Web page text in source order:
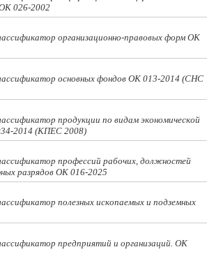
026-2002
организационно-правовых форм ОК
основных фондов ОК 013-2014 (СНС
продукции по видам экономической
2014 (КПЕС 2008)
профессий рабочих, должностей
разрядов ОК 016-2025
полезных ископаемых и подземных
предприятий и организаций. ОК